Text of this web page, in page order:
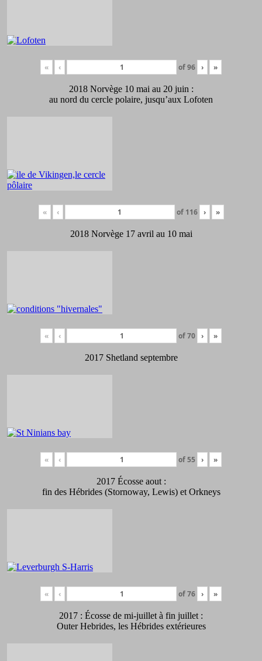
« ‹ of96 › »
2018 Norvège 10 mai au 20 juin :
au nord du cercle polaire, jusqu’aux Lofoten
« ‹ of 116 › »
2018 Norvège 17 avril au 10 mai
« ‹ of70 › »
2017 Shetland septembre
« ‹ of55 › »
2017 Écosse aout :
fin des Hébrides (Stornoway, Lewis) et Orkneys
« ‹ of76 › »
2017 : Écosse de mi-juillet à fin juillet :
Outer Hebrides, les Hébrides extérieures